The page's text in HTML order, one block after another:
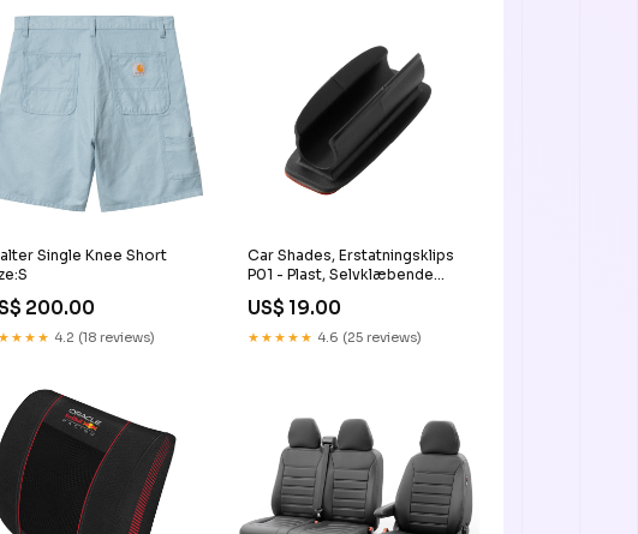
Single Knee Short
200.00
4.2 (18 reviews)
Car Shades, Erstatningsklips
P01 - Plast, Selvklæbende
US$ 19.00
★★★★★ 4.6 (25 reviews)